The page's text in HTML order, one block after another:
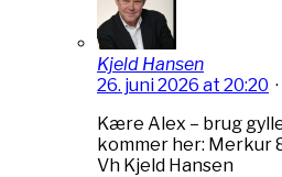
Kjeld Hansen
26. juni 2026 at 20:20 ·
Kære Alex – brug
kommer her: Merkur
Vh Kjeld Hansen